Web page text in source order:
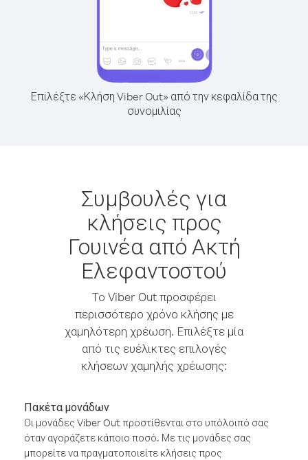
Επιλέξτε «Κλήση Viber Out» από την κεφαλίδα της
συνομιλίας
Συμβουλές για
κλήσεις προς
Γουινέα από Ακτή
Ελεφαντοστού
Το Viber Out προσφέρει
περισσότερο χρόνο κλήσης με
χαμηλότερη χρέωση. Επιλέξτε μία
από τις ευέλικτες επιλογές
κλήσεων χαμηλής χρέωσης:
Πακέτα μονάδων
Οι μονάδες Viber Out προστίθενται στο υπόλοιπό σας
όταν αγοράζετε κάποιο ποσό. Με τις μονάδες σας
μπορείτε να πραγματοποιείτε κλήσεις προς